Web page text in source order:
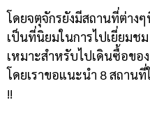
โดยจตุจักรยังมีสถานที่ต่าง
เป็นที่นิยมในการไปเยี่ยมช
เหมาะสำหรับไปเดินซื้อขอ
โดยเราขอแนะนำ 8 สถาน
!!